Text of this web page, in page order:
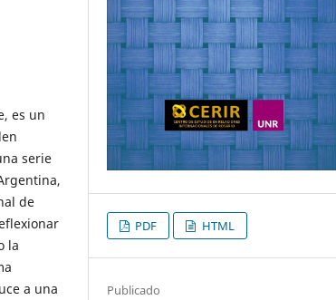
es un
serie
de
la
a una
PDF HTML
Publicado